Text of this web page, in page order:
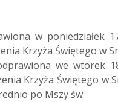
w poniedziałek
Krzyża Świętego w
we wtorek
Krzyża Świętego w
po Mszy św.